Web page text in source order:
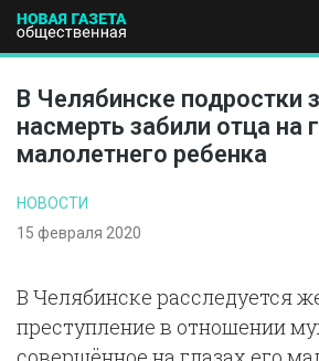
ПОЛИТИКА
В Челябинске подростки
насмерть забили отца на
малолетнего ребенка
НОВОСТИ
15 февраля 2020
В Челябинске расследуется
преступление в отношении